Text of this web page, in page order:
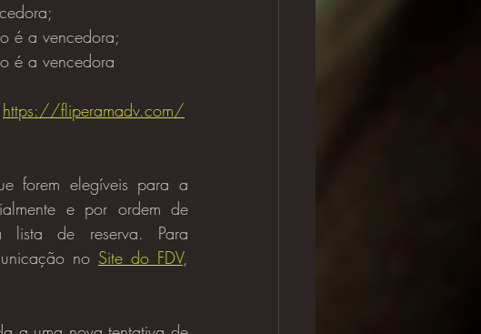
é a vencedora;
é a vencedora
https://fliperamadv.com/
e por ordem de
lista de reserva. Para
no Site do FDV